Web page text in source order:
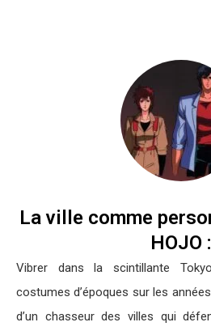
La ville comme
HOJO :
Vibrer dans la scintillante
costumes d’époques sur les
d’un chasseur des villes qui